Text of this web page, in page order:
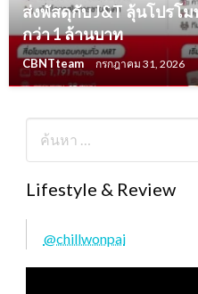
ส่งพัสดุกับ J&T ลุ้นโปรโ
กว่า 1 ล้านบาท
CBNTteam กรกฎาคม 31, 2026
Lifestyle & Review
@chillwonpai